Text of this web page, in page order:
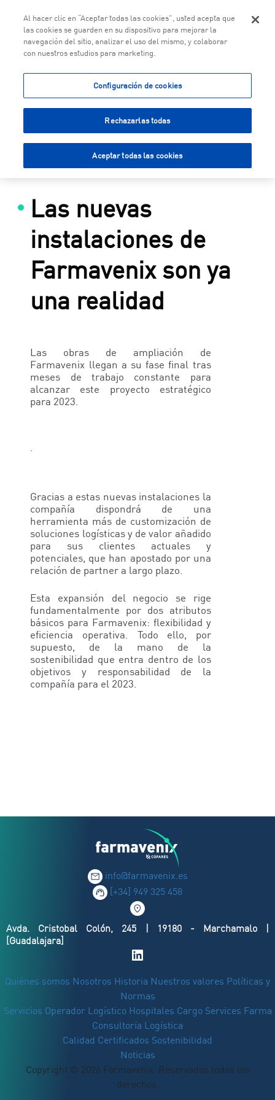
Las nuevas
instalaciones de
Farmavenix son ya
una realidad
Las obras de ampliación de
Farmavenix llegan a su fase final tras
meses de trabajo constante para
alcanzar este proyecto estratégico
para 2023.
.
Gracias a estas nuevas instalaciones la
compañía dispondrá de una
herramienta más de customización de
soluciones logísticas y de valor añadido
para sus clientes actuales y
potenciales, que han apostado por una
relación de partner a largo plazo.
Esta expansión del negocio se rige
fundamentalmente por dos atributos
básicos para Farmavenix: flexibilidad y
eficiencia operativa. Todo ello, por
supuesto, de la mano de la
sostenibilidad que entra dentro de los
objetivos y responsabilidad de la
compañía para el 2023.
info@farmavenix.es
[+34] 949 325 458
Avda. Cristobal Colón, 245 | 19180 - Marchamalo |
[Guadalajara]
Quiénes somos Nosotros Historia Nuestros valores Políticas y
Normas
Servicios Operador Logístico Hospitales Cargo Services Farma
Consultoría Logística
Calidad Certificados Sostenibilidad
Noticias
Copyright © 2026 Farmavenix. Reservados todos los
derechos.
Al hacer clic en “Aceptar todas las cookies”, usted acepta que
las cookies se guarden en su dispositivo para mejorar la
navegación del sitio, analizar el uso del mismo, y colaborar
con nuestros estudios para marketing.
Configuración de cookies
Rechazarlas todas
Aceptar todas las cookies